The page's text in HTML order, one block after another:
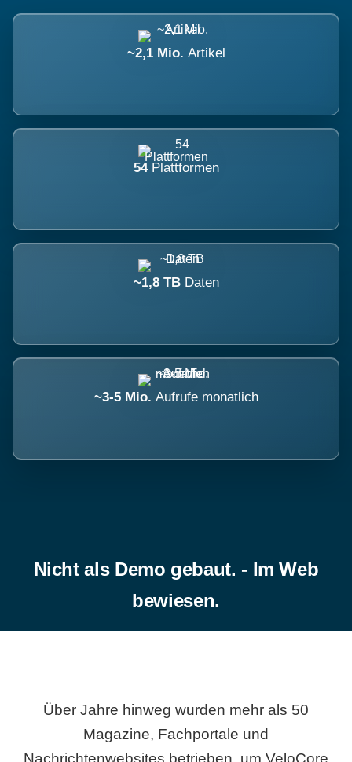
~2,1 Mio. Artikel
54 Plattformen
~1,8 TB Daten
~3-5 Mio. Aufrufe monatlich
Nicht als Demo gebaut. - Im Web
bewiesen.
Über Jahre hinweg wurden mehr als 50
Magazine, Fachportale und
Nachrichtenwebsites betrieben, um VeloCore